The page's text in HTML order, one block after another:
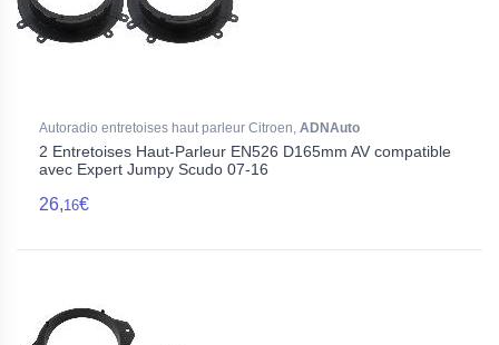
Autoradio entretoises haut parleur Citroen, ADNAuto
2 Entretoises Haut-Parleur EN526 D165mm AV compatible
avec Expert Jumpy Scudo 07-16
26,16€